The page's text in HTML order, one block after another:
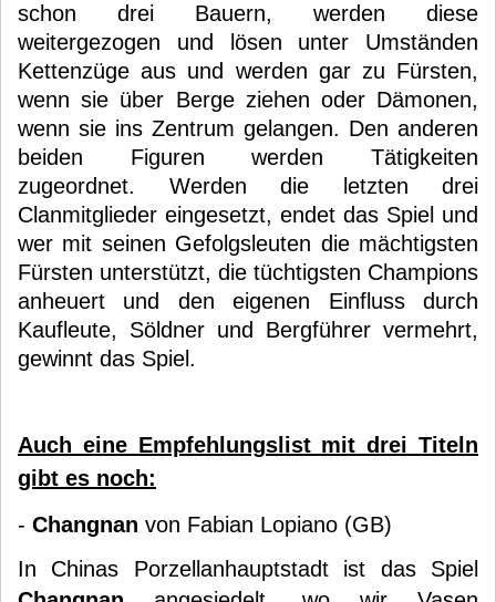
schon drei Bauern, werden diese
weitergezogen und lösen unter Umständen
Kettenzüge aus und werden gar zu Fürsten,
wenn sie über Berge ziehen oder Dämonen,
wenn sie ins Zentrum gelangen. Den anderen
beiden Figuren werden Tätigkeiten
zugeordnet. Werden die letzten drei
Clanmitglieder eingesetzt, endet das Spiel und
wer mit seinen Gefolgsleuten die mächtigsten
Fürsten unterstützt, die tüchtigsten Champions
anheuert und den eigenen Einfluss durch
Kaufleute, Söldner und Bergführer vermehrt,
gewinnt das Spiel.
Auch eine Empfehlungslist mit drei Titeln
gibt es noch:
- Changnan von Fabian Lopiano (GB)
In Chinas Porzellanhauptstadt ist das Spiel